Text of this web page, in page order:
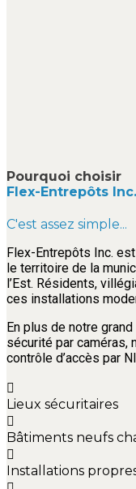
Pourquoi choisir
Flex-Entrepôts Inc.
C'est assez simple...
Flex-Entrepôts Inc.
le territoire de la
l’Est. Résidents,
ces installations
En plus de notre
sécurité par caméras,
contrôle d’accès par
Lieux sécuritaires
Bâtiments neufs
Installations